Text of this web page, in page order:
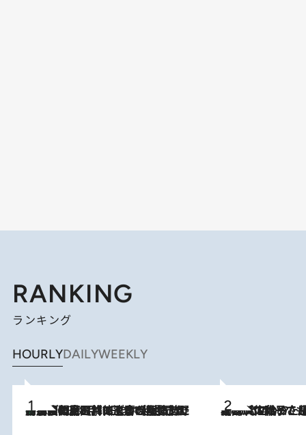
RANKING
ランキング
HOURLYDAILYWEEKLY
2026.8.8
「最後に見られてよかった」上野動物園の東園パンダ舎が解体前に特別公開。8月16日まで延長されたパネル展と共に辿る“半世紀”のパンダ飼育《解体工事の図面あり》 2026.8.5
【阿川佐和子さんの年とる力】なぜ70代で始めた趣味は“こんなに楽しい”のか？ ピアノ、俳句…スランプに陥っても続けられる“ある秘訣”とは